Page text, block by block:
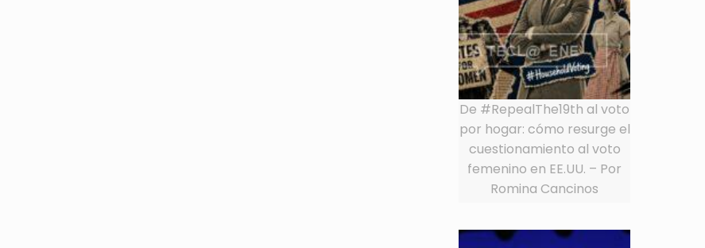
De #RepealThe19th al voto
por hogar: cómo resurge el
cuestionamiento al voto
femenino en EE.UU. – Por
Romina Cancinos